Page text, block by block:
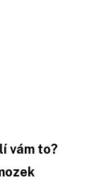
vám to?